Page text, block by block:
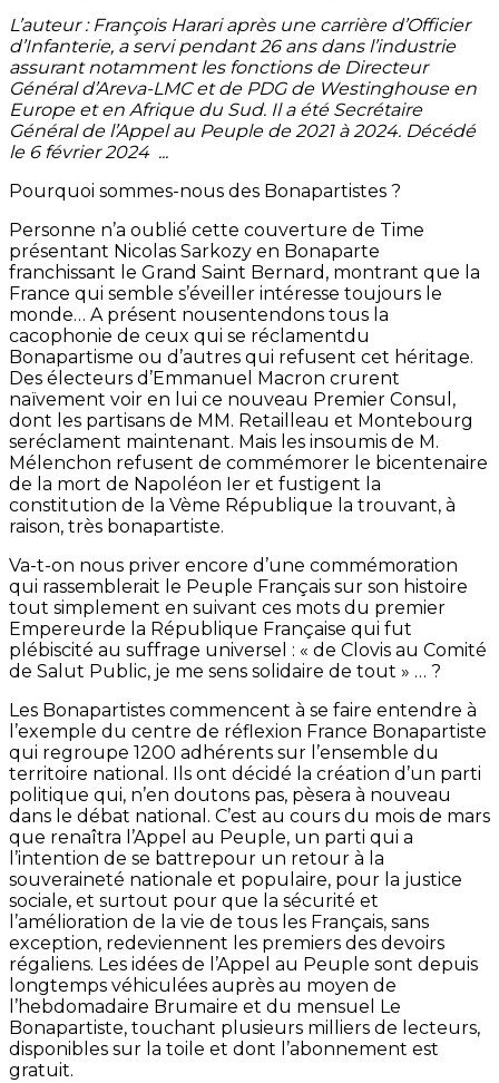
L’auteur : François Harari après une carrière d’Officier
d’Infanterie, a servi pendant 26 ans dans l’industrie
assurant notamment les fonctions de Directeur
Général d’Areva-LMC et de PDG de Westinghouse en
Europe et en Afrique du Sud. Il a été Secrétaire
Général de l’Appel au Peuple de 2021 à 2024. Décédé
le 6 février 2024 ...
Pourquoi sommes-nous des Bonapartistes ?
Personne n’a oublié cette couverture de Time
présentant Nicolas Sarkozy en Bonaparte
franchissant le Grand Saint Bernard, montrant que la
France qui semble s’éveiller intéresse toujours le
monde… A présent nousentendons tous la
cacophonie de ceux qui se réclamentdu
Bonapartisme ou d’autres qui refusent cet héritage.
Des électeurs d’Emmanuel Macron crurent
naïvement voir en lui ce nouveau Premier Consul,
dont les partisans de MM. Retailleau et Montebourg
seréclament maintenant. Mais les insoumis de M.
Mélenchon refusent de commémorer le bicentenaire
de la mort de Napoléon Ier et fustigent la
constitution de la Vème République la trouvant, à
raison, très bonapartiste.
Va-t-on nous priver encore d’une commémoration
qui rassemblerait le Peuple Français sur son histoire
tout simplement en suivant ces mots du premier
Empereurde la République Française qui fut
plébiscité au suffrage universel : « de Clovis au Comité
de Salut Public, je me sens solidaire de tout » … ?
Les Bonapartistes commencent à se faire entendre à
l’exemple du centre de réflexion France Bonapartiste
qui regroupe 1200 adhérents sur l’ensemble du
territoire national. Ils ont décidé la création d’un parti
politique qui, n’en doutons pas, pèsera à nouveau
dans le débat national. C’est au cours du mois de mars
que renaîtra l’Appel au Peuple, un parti qui a
l’intention de se battrepour un retour à la
souveraineté nationale et populaire, pour la justice
sociale, et surtout pour que la sécurité et
l’amélioration de la vie de tous les Français, sans
exception, redeviennent les premiers des devoirs
régaliens. Les idées de l’Appel au Peuple sont depuis
longtemps véhiculées auprès au moyen de
l’hebdomadaire Brumaire et du mensuel Le
Bonapartiste, touchant plusieurs milliers de lecteurs,
disponibles sur la toile et dont l’abonnement est
gratuit.